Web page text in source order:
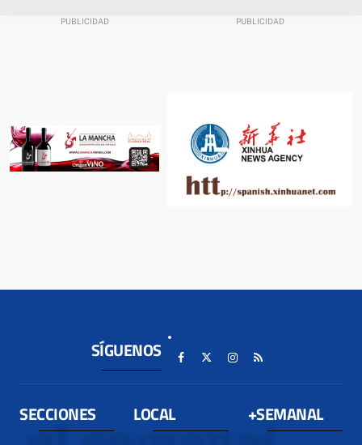
SÍGUENOS
SECCIONES LOCAL +SEMANAL